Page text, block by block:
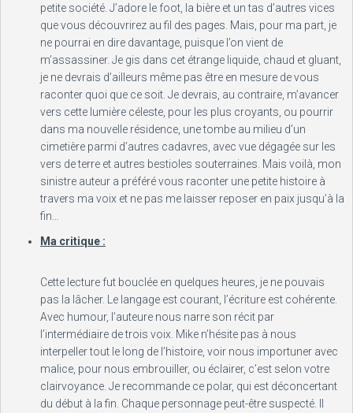
petite société. J’adore le foot, la bière et un tas d’autres vices
que vous découvrirez au fil des pages. Mais, pour ma part, je
ne pourrai en dire davantage, puisque l’on vient de
m’assassiner. Je gis dans cet étrange liquide, chaud et gluant,
je ne devrais d’ailleurs même pas être en mesure de vous
raconter quoi que ce soit. Je devrais, au contraire, m’avancer
vers cette lumière céleste, pour les plus croyants, ou pourrir
dans ma nouvelle résidence, une tombe au milieu d’un
cimetière parmi d’autres cadavres, avec vue dégagée sur les
vers de terre et autres bestioles souterraines. Mais voilà, mon
sinistre auteur a préféré vous raconter une petite histoire à
travers ma voix et ne pas me laisser reposer en paix jusqu’à la
fin…
Ma critique :
Cette lecture fut bouclée en quelques heures, je ne pouvais
pas la lâcher. Le langage est courant, l’écriture est cohérente.
Avec humour, l’auteure nous narre son récit par
l’intermédiaire de trois voix. Mike n’hésite pas à nous
interpeller tout le long de l’histoire, voir nous importuner avec
malice, pour nous embrouiller, ou éclairer, c’est selon votre
clairvoyance. Je recommande ce polar, qui est déconcertant
du début à la fin. Chaque personnage peut-être suspecté. Il